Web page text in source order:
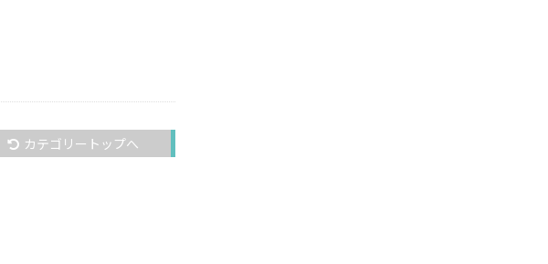
カテゴリートップへ